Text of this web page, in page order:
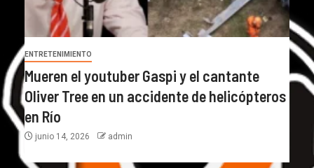
ENTRETENIMIENTO
Mueren el youtuber Gaspi y el cantante
Oliver Tree en un accidente de helicópteros
en Río
junio 14, 2026 admin